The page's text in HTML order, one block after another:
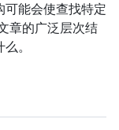
可能会使查找特定
章的广泛层次结
。